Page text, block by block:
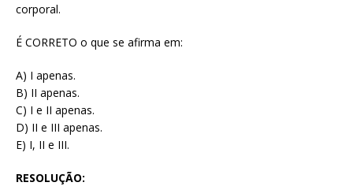
corporal.
É CORRETO o que se afirma em:
A) I apenas.
B) II apenas.
C) I e II apenas.
D) II e III apenas.
E) I, II e III.
RESOLUÇÃO: